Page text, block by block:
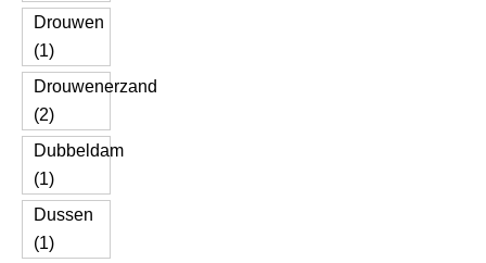
Drouwen
(1)
Drouwenerzand
(2)
Dubbeldam
(1)
Dussen
(1)